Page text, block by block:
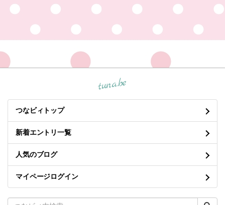
tuna.be
つなビィトップ
新着エントリ一覧
人気のブログ
マイページログイン